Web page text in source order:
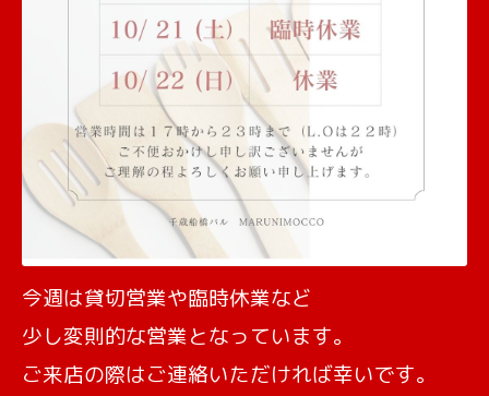
今週は貸切営業や臨時休業など
少し変則的な営業となっています。
ご来店の際はご連絡いただければ幸いです。